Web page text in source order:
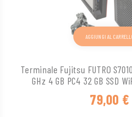
Terminale Fujitsu FUTRO
GHz 4 GB PC4 32 GB SSD
79,00 €
AGGIUNGI AL